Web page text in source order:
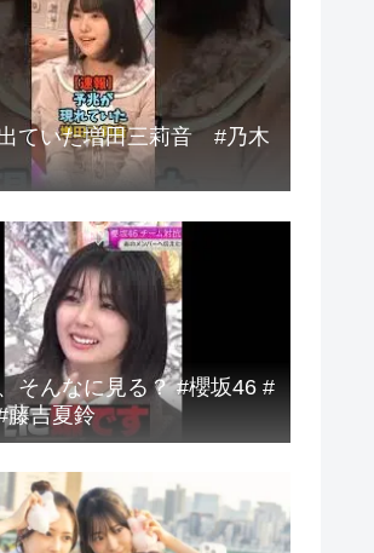
ていた増田三莉音 #乃木
そんなに見る？ #櫻坂46 #
藤吉夏鈴